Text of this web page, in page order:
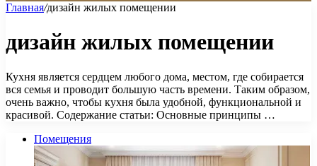
Главная/дизайн жилых помещении
дизайн жилых помещении
Кухня является сердцем любого дома, местом, где собирается
вся семья и проводит большую часть времени. Таким образом,
очень важно, чтобы кухня была удобной, функциональной и
красивой. Содержание статьи: Основные принципы …
Помещения